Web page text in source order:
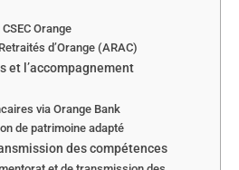
Orange
d’Orange (ARAC)
et l’accompagnement
via Orange Bank
de patrimoine adapté
des compétences